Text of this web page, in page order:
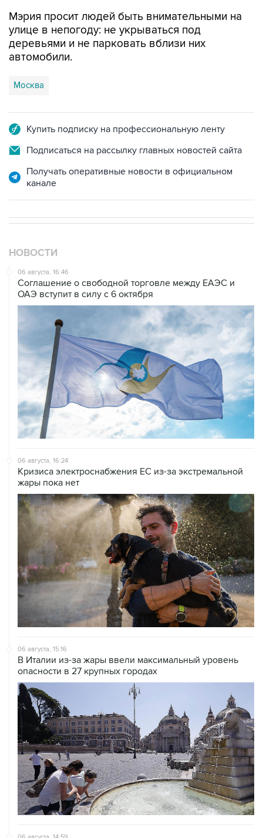
Мэрия просит людей быть внимательными на
улице в непогоду: не укрываться под
деревьями и не парковать вблизи них
автомобили.
Москва
Купить подписку на профессиональную ленту
Подписаться на рассылку главных новостей сайта
Получать оперативные новости в официальном
канале
НОВОСТИ
06 августа, 16:46
Соглашение о свободной торговле между ЕАЭС и
ОАЭ вступит в силу с 6 октября
06 августа, 16:24
Кризиса электроснабжения ЕС из-за экстремальной
жары пока нет
06 августа, 15:16
В Италии из-за жары ввели максимальный уровень
опасности в 27 крупных городах